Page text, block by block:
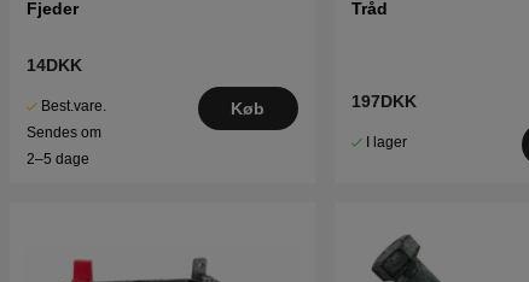
Fjeder
14DKK
Best.vare.
Sendes om
2–5 dage
Køb
Tråd
197DKK
I lager